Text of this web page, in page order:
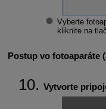
Vyberte
kliknite na
Postup vo fotoaparáte
Vytvorte